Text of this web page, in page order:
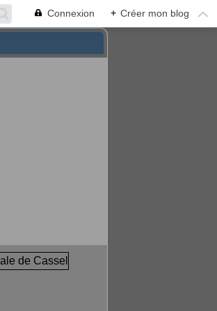
Connexion + Créer mon blog